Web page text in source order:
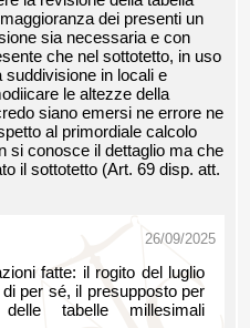
dei presenti un
sia necessaria e con
che nel sottotetto, in uso
suddivisione in locali e
le altezze della
siano emersi ne errore ne
al primordiale calcolo
si conosce il dettaglio ma che
il sottotetto (Art. 69 disp. att.
26/09/2025
fatte: il rogito del luglio
per sé, il presupposto per
tabelle millesimali